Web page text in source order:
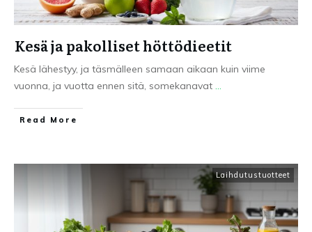
Kesä ja pakolliset höttödieetit
Kesä lähestyy, ja täsmälleen samaan aikaan kuin viime
vuonna, ja vuotta ennen sitä, somekanavat ...
Read More
Laihdutustuotteet